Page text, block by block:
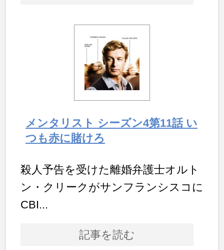
メンタリスト シーズン4第11話 い
つも赤に賭けろ
殺人予告を受けた離婚弁護士オルト
ン・クリークがサンフランシスコに
CBI...
記事を読む